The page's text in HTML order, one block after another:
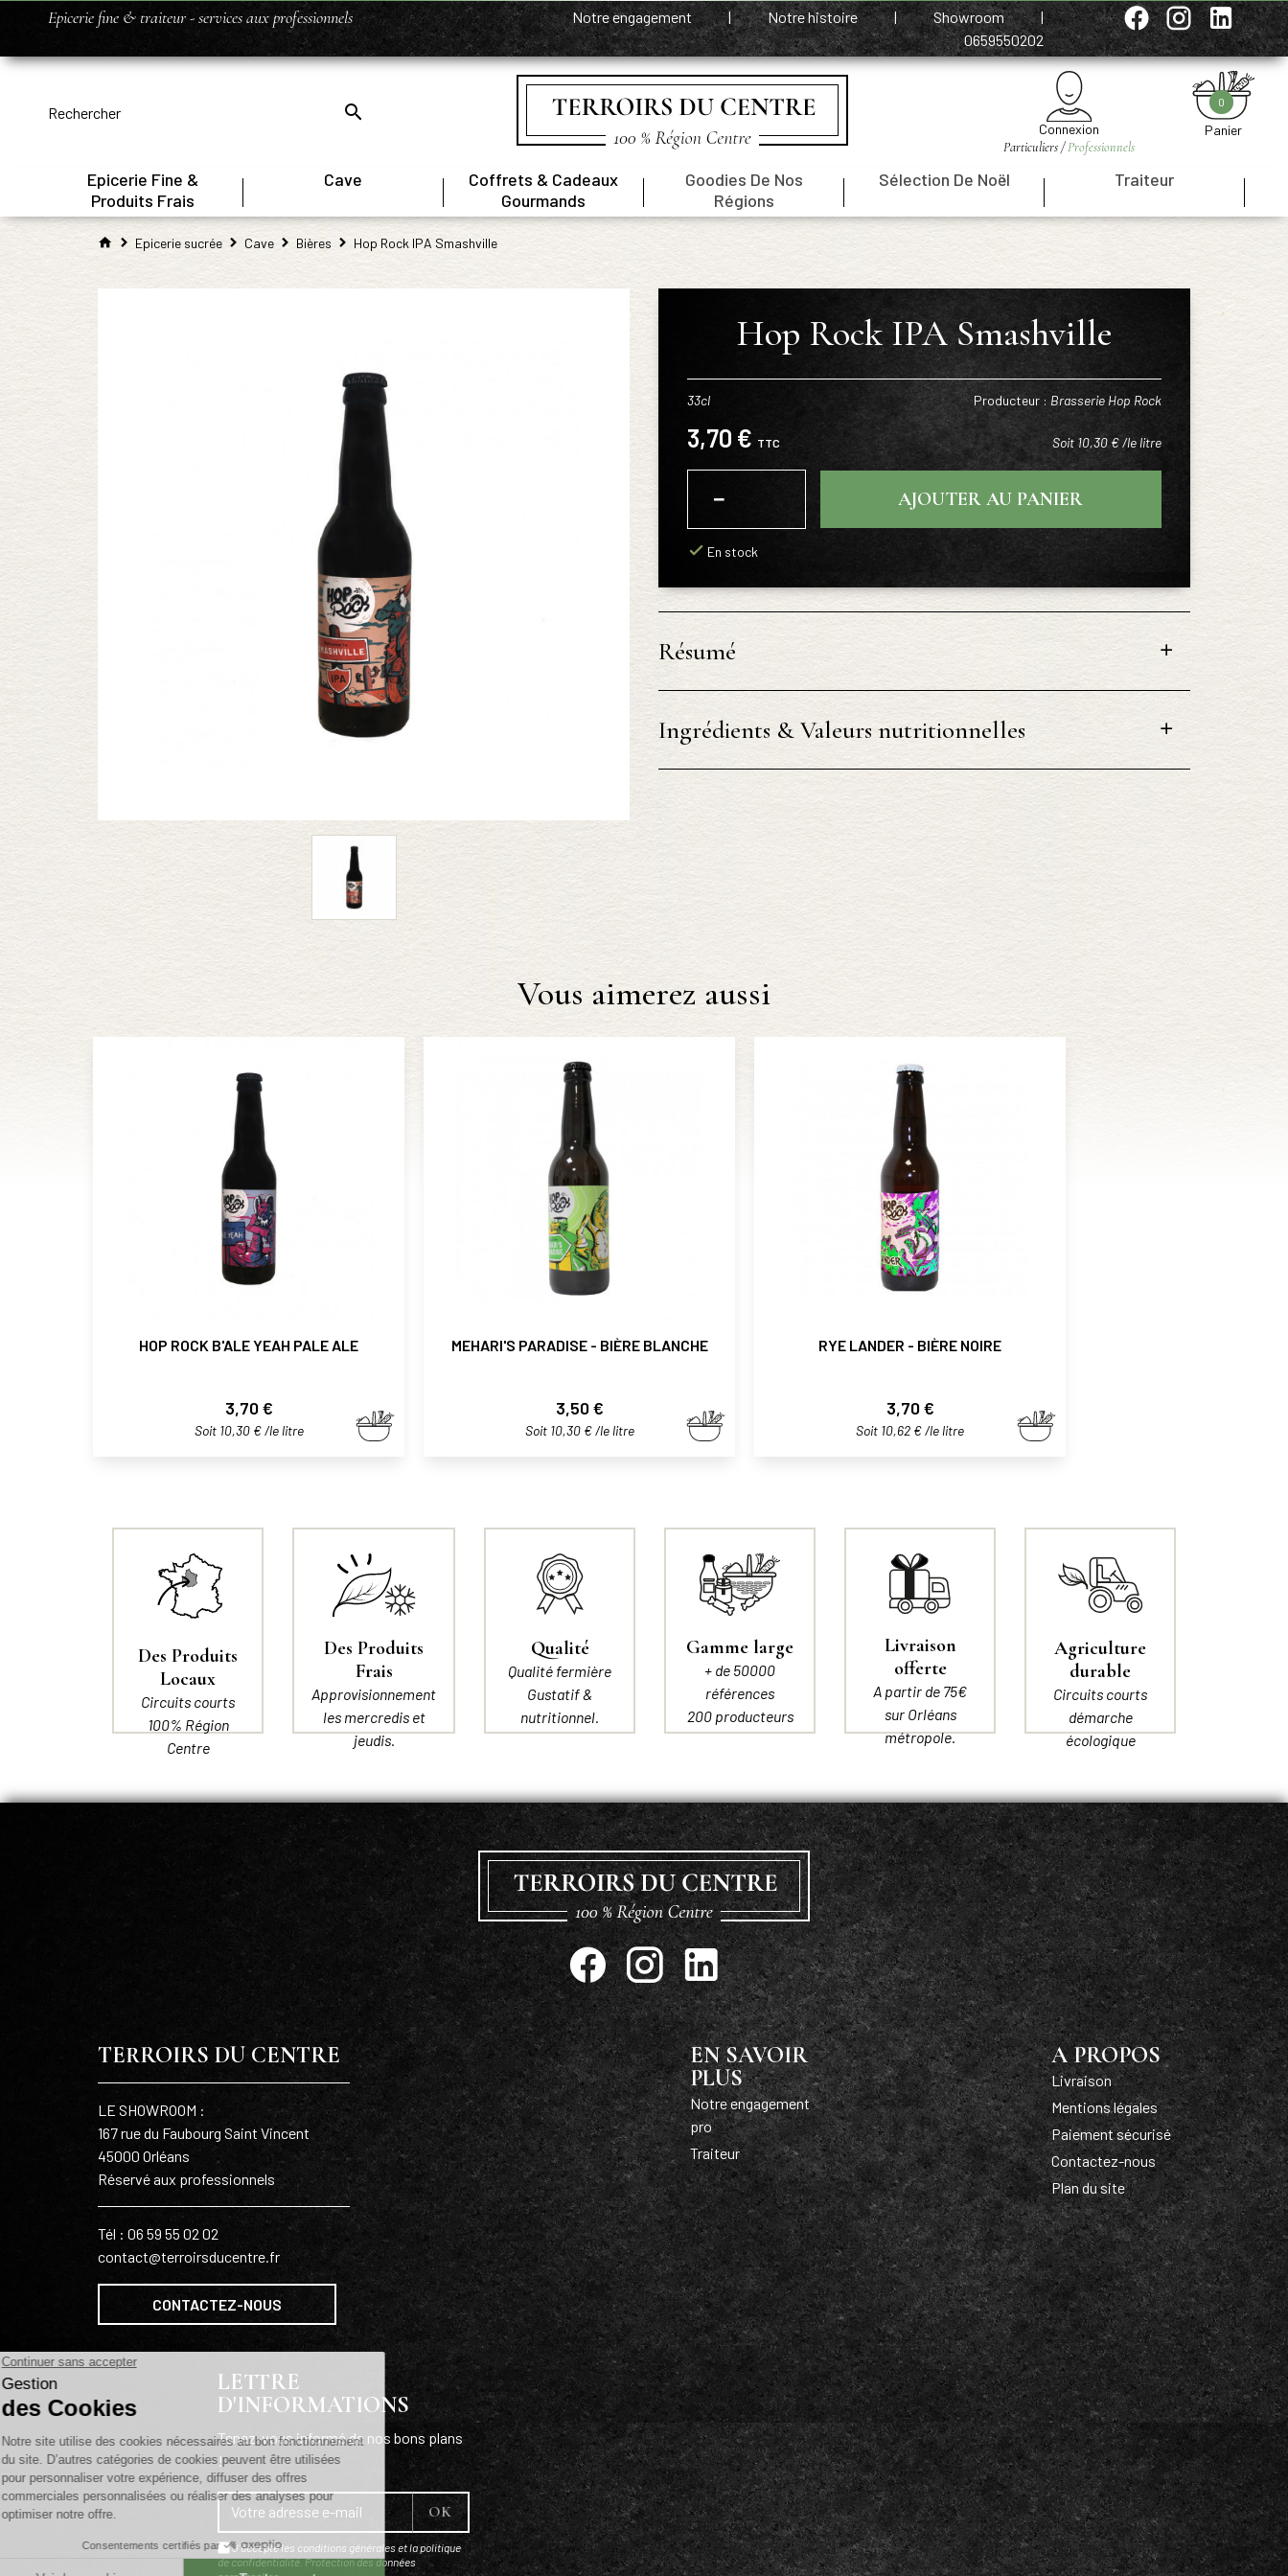
Epicerie fine & traiteur - services aux professionnels Notre engagement | Notre histoire | Showroom
|
0659550202
Connexion
Particuliers /Professionnels
Panier
0
Epicerie Fine &
Produits Frais
Cave
Coffrets & Cadeaux
Gourmands
Goodies De Nos
Régions
Sélection De Noël Traiteur
Epicerie sucrée Cave Bières Hop Rock IPA Smashville
Hop Rock IPA Smashville
33cl Producteur : Brasserie Hop Rock
3,70 € TTC Soit 10,30 € /le litre
−
+
AJOUTER AU PANIER
En stock
Résumé
Ingrédients & Valeurs nutritionnelles
Vous aimerez aussi
HOP ROCK B'ALE YEAH PALE ALE
Prix
3,70 €
Soit 10,30 € /le litre
MEHARI'S PARADISE - BIÈRE BLANCHE
Prix
3,50 €
Soit 10,30 € /le litre
RYE LANDER - BIÈRE NOIRE
Prix
3,70 €
Soit 10,62 € /le litre
Des Produits
Locaux
Circuits courts
100% Région
Centre
Des Produits
Frais
Approvisionnement
les mercredis et
jeudis.
Qualité
Qualité fermière
Gustatif &
nutritionnel.
Gamme large
+ de 50000
références
200 producteurs
Livraison
offerte
A partir de 75€
sur Orléans
métropole.
Agriculture
durable
Circuits courts
démarche
écologique
TERROIRS DU CENTRE
LE SHOWROOM :
167 rue du Faubourg Saint Vincent
45000 Orléans
Réservé aux professionnels
Tél : 06 59 55 02 02
contact@terroirsducentre.fr
CONTACTEZ-NOUS
EN SAVOIR
PLUS
Notre engagement
pro
Traiteur
A PROPOS
Livraison
Mentions légales
Paiement sécurisé
Contactez-nous
Plan du site
LETTRE
D'INFORMATIONS
Tenez-vous informé de nos bons plans
!
J'accepte les conditions générales et la politique
de confidentialité.Protection des données